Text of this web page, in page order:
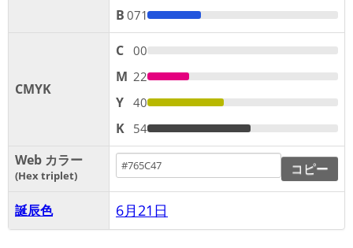
B 071
CMYK
C 00
M 22
Y 40
K 54
Web カラー
Hex triplet コピー
誕辰色 6月21日